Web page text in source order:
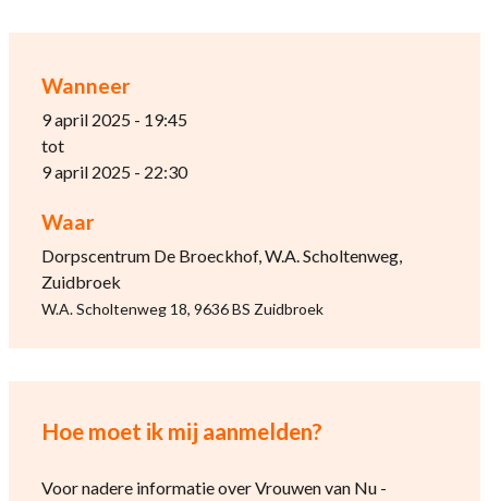
Wanneer
9 april 2025 - 19:45
tot
9 april 2025 - 22:30
Waar
Dorpscentrum De Broeckhof, W.A. Scholtenweg,
Zuidbroek
W.A. Scholtenweg 18, 9636 BS Zuidbroek
Hoe moet ik mij aanmelden?
Voor nadere informatie over Vrouwen van Nu -